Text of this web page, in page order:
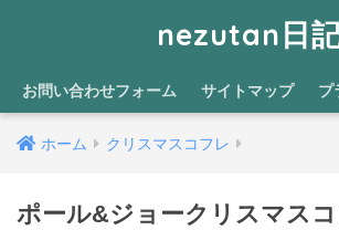
nezutan日
お問い合わせフォーム サイトマップ プ
ホーム クリスマスコフレ
ポール&ジョークリスマス